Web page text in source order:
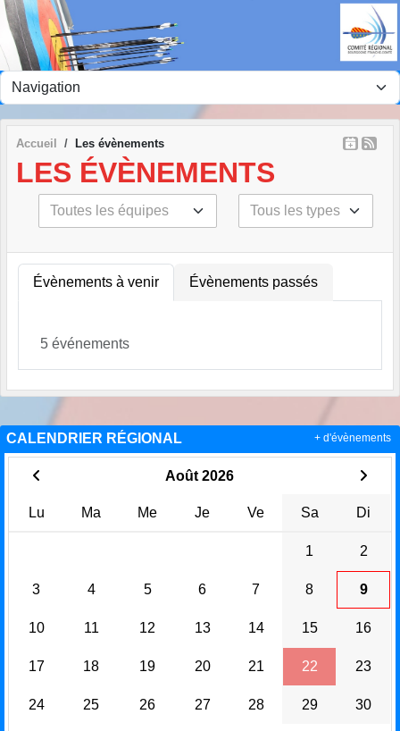
Accueil Les évènements
LES ÉVÈNEMENTS
Évènements à venir Évènements passés
5 événements
CALENDRIER RÉGIONAL
Août 2026
Lu Ma Me Je Ve Sa Di
1 2
3 4 5 6 7 8 9
10 11 12 13 14 15 16
17 18 19 20 21 22 23
24 25 26 27 28 29 30
+ d'évènements
Panneau de gestion des cookies